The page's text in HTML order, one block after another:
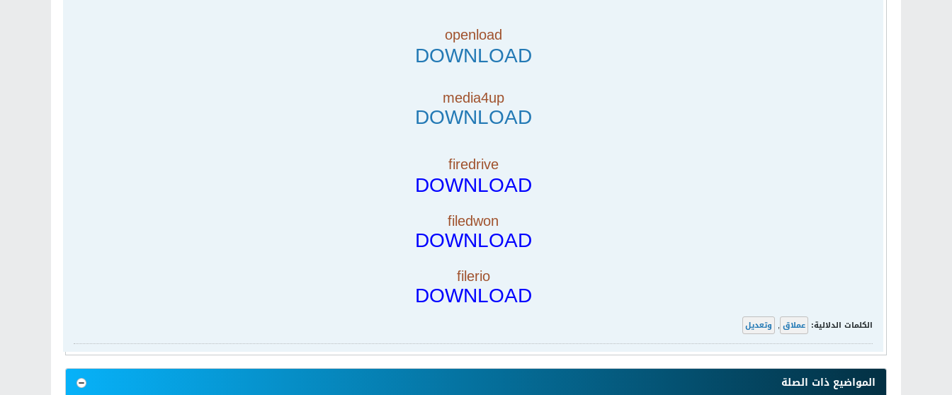
openload
DOWNLOAD
media4up
DOWNLOAD
firedrive
DOWNLOAD
filedwon
DOWNLOAD
filerio
DOWNLOAD
الكلمات الدلالية: عملاق , وتعديل
المواضيع ذات الصلة